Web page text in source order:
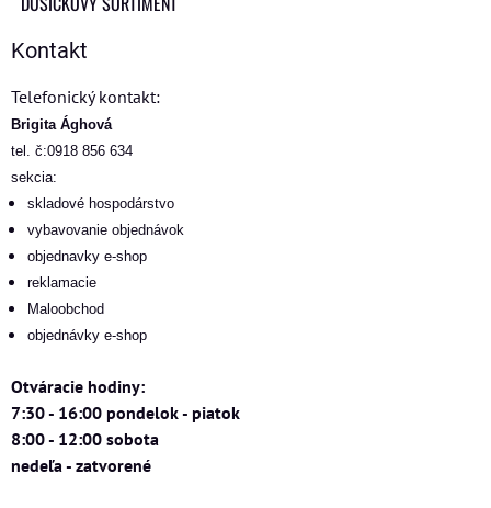
Kontakt
Telefonický kontakt:
Brigita Ághová
tel. č:0918 856 634
sekcia:
skladové hospodárstvo
vybavovanie objednávok
objednavky e-shop
reklamacie
Maloobchod
objednávky e-shop
Otváracie hodiny:
7:30 - 16:00 pondelok - piatok
8:00 - 12:00 sobota
nedeľa - zatvorené